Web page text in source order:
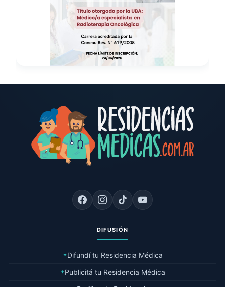
DIFUSIÓN
✦Difundí tu Residencia Médica
✦Publicitá tu Residencia Médica